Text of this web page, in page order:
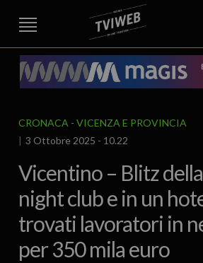
STREET TG CRONACA VENETO
AREA BERICA
ECONOMIA
EDITORIALE ITALIA E MONDO CURIOSITÀ –
SPORT
IL GRAFFIO FOOD & DRINK
CRONACA
VICENZA E PROVINCIA
3 Ottobre 2025 - 10.22
Vicentino – Blitz
night club e in un
trovati lavoratori in
per 350 mila euro